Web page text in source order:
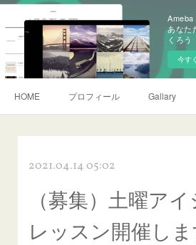
あなた
くろう
今す
HOME プロフィール Gallary
2021.04.14 05:02
（募集）土曜ア
レッスン開催しま